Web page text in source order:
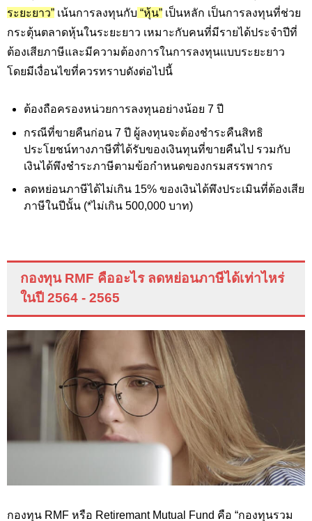
ระยะยาว” เน้นการลงทุนกับ “หุ้น” เป็นหลัก เป็นการลงทุนที่ช่วย
กระตุ้นตลาดหุ้นในระยะยาว เหมาะกับคนที่มีรายได้ประจำปีที่
ต้องเสียภาษีและมีความต้องการในการลงทุนแบบระยะยาว
โดยมีเงื่อนไขที่ควรทราบดังต่อไปนี้
ต้องถือครองหน่วยการลงทุนอย่างน้อย 7 ปี
กรณีที่ขายคืนก่อน 7 ปี ผู้ลงทุนจะต้องชำระคืนสิทธิ
ประโยชน์ทางภาษีที่ได้รับของเงินทุนที่ขายคืนไป รวมกับ
เงินได้พึงชำระภาษีตามข้อกำหนดของกรมสรรพากร
ลดหย่อนภาษีได้ไม่เกิน 15% ของเงินได้พึงประเมินที่ต้องเสีย
ภาษีในปีนั้น (*ไม่เกิน 500,000 บาท)
กองทุน RMF คืออะไร ลดหย่อนภาษีได้เท่าไหร่
ในปี 2564 - 2565
กองทุน RMF หรือ Retiremant Mutual Fund คือ “กองทุนรวม